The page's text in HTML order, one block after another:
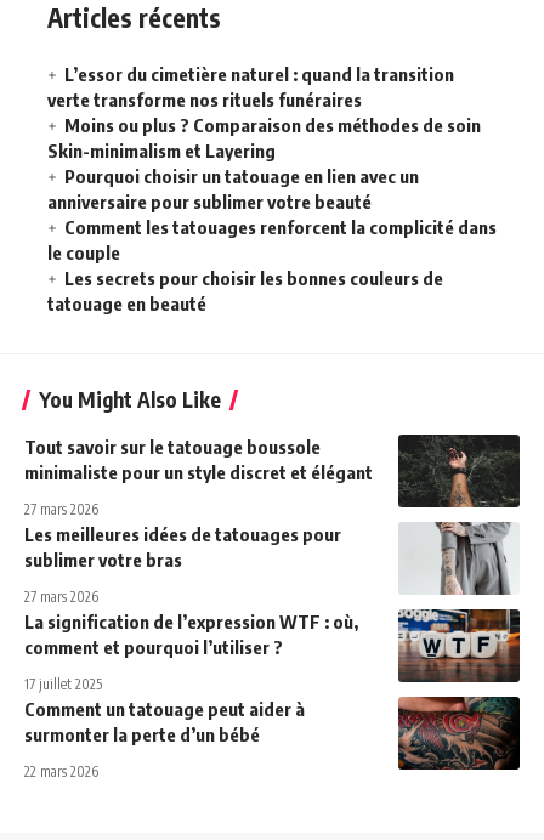
Articles récents
L’essor du cimetière naturel : quand la transition
verte transforme nos rituels funéraires
Moins ou plus ? Comparaison des méthodes de soin
Skin-minimalism et Layering
Pourquoi choisir un tatouage en lien avec un
anniversaire pour sublimer votre beauté
Comment les tatouages renforcent la complicité dans
le couple
Les secrets pour choisir les bonnes couleurs de
tatouage en beauté
You Might Also Like
Tout savoir sur le tatouage boussole
minimaliste pour un style discret et élégant
27 mars 2026
Les meilleures idées de tatouages pour
sublimer votre bras
27 mars 2026
La signification de l’expression WTF : où,
comment et pourquoi l’utiliser ?
17 juillet 2025
Comment un tatouage peut aider à
surmonter la perte d’un bébé
22 mars 2026